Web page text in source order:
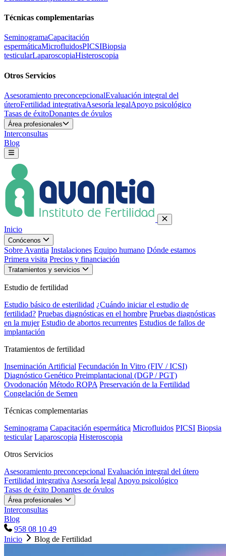
Técnicas complementarias
SeminogramaCapacitación
espermáticaMicrofluidosPICSIBiopsia
testicularLaparoscopiaHisteroscopia
Otros Servicios
Asesoramiento preconcepcionalEvaluación integral del
úteroFertilidad integrativaAsesoría legalApoyo psicológico
Tasas de éxitoDonantes de óvulos
Área profesionales
Interconsultas
Blog
Inicio
Conócenos
Sobre Avantia Instalaciones Equipo humano Dónde estamos
Primera visita Precios y financiación
Tratamientos y servicios
Estudio de fertilidad
Estudio básico de esterilidad ¿Cuándo iniciar el estudio de
fertilidad? Pruebas diagnósticas en el hombre Pruebas diagnósticas
en la mujer Estudio de abortos recurrentes Estudios de fallos de
implantación
Tratamientos de fertilidad
Inseminación Artificial Fecundación In Vitro (FIV / ICSI)
Diagnóstico Genético Preimplantacional (DGP / PGT)
Ovodonación Método ROPA Preservación de la Fertilidad
Congelación de Semen
Técnicas complementarias
Seminograma Capacitación espermática Microfluidos PICSI Biopsia
testicular Laparoscopia Histeroscopia
Otros Servicios
Asesoramiento preconcepcional Evaluación integral del útero
Fertilidad integrativa Asesoría legal Apoyo psicológico
Tasas de éxito Donantes de óvulos
Área profesionales
Interconsultas
Blog
958 08 10 49
Inicio
Blog de Fertilidad